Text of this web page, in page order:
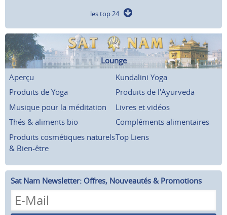
les top 24
Lounge
Aperçu
Kundalini Yoga
Produits de Yoga
Produits de l'Ayurveda
Musique pour la méditation
Livres et vidéos
Thés & aliments bio
Compléments alimentaires
Produits cosmétiques naturels
& Bien-être
Top Liens
Sat Nam Newsletter: Offres, Nouveautés & Promotions